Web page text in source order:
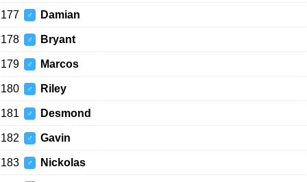
177 ♂ Damian
178 ♂ Bryant
179 ♂ Marcos
180 ♂ Riley
181 ♂ Desmond
182 ♂ Gavin
183 ♂ Nickolas